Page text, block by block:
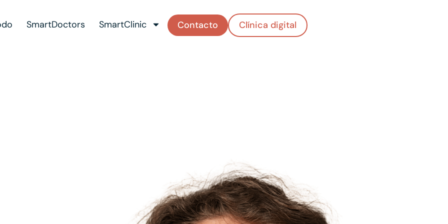
SmartDoctors SmartClinic Contacto Clínica digital